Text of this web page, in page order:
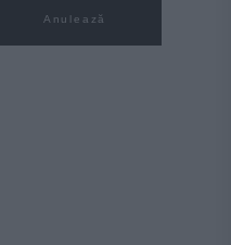
Anulează